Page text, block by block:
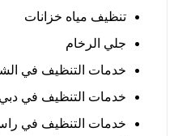
تنظيف مياه خزانات
جلي الرخام
خدمات التنظيف في
خدمات التنظيف في دبي
خدمات التنظيف في